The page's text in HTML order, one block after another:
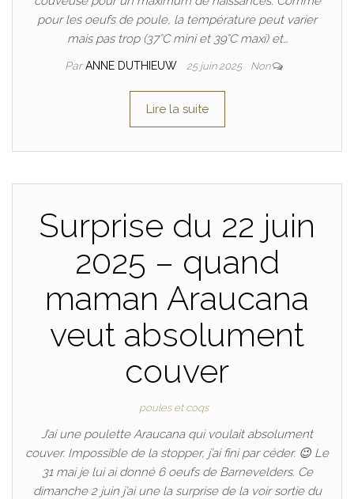
pour les oeufs de poule, la température peut varier
mais pas trop (37°C mini et 39°C maxi) et…
ParANNE DUTHIEUW 25 juin 2025 Non
Lire la suite
Surprise du 22 juin
2025 – quand
maman Araucana
veut absolument
couver
poules et coqs
J’ai une poulette Araucana qui voulait absolument
couver. Impossible de la stopper, j’ai fini par céder. 😉 Le
31 mai je lui ai donné 6 oeufs de Barnevelders. Ce
dimanche 2 juin j’ai une la surprise de la voir sortie du